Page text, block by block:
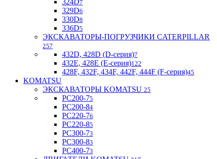
324D7
329D6
330D8
336D5
ЭКСКАВАТОРЫ-ПОГРУЗЧИКИ CATERPILLAR
257
432D, 428D (D-серия)7
432E, 428E (E-серия)122
428F, 432F, 434F, 442F, 444F (F-серия)45
KOMATSU
ЭКСКАВАТОРЫ KOMATSU 25
PC200-75
PC200-84
PC220-76
PC220-85
PC300-73
PC300-83
PC400-73